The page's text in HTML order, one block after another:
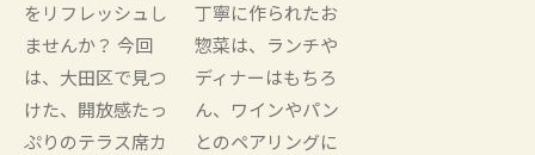
をリフレッシュし
ませんか？ 今回
は、大田区で見つ
けた、開放感たっ
ぷりのテラス席カ
丁寧に作られたお
惣菜は、ランチや
ディナーはもちろ
ん、ワインやパン
とのペアリングに